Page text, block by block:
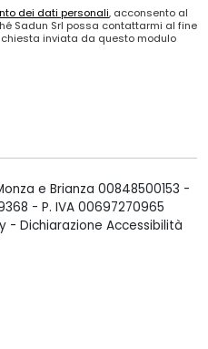
dei dati personali, acconsento al
Sadun Srl possa contattarmi al fine
inviata da questo modulo
e Brianza 00848500153 -
- P. IVA 00697270965
- Dichiarazione Accessibilità